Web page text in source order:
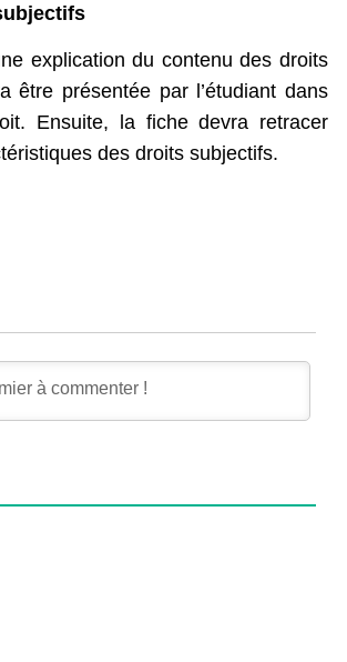
explication du contenu des droits
être présentée par l’étudiant dans
Ensuite, la fiche devra retracer
des droits subjectifs.